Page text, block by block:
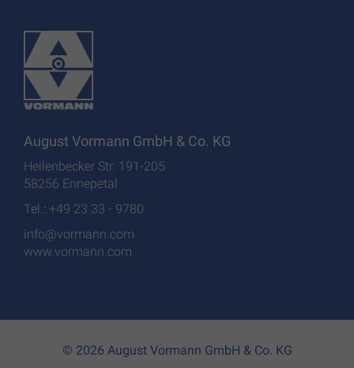
August Vormann GmbH & Co. KG
Heilenbecker Str. 191-205
58256 Ennepetal
Tel.: +49 23 33 - 9780
info@vormann.com
www.vormann.com
© 2026 August Vormann GmbH & Co. KG